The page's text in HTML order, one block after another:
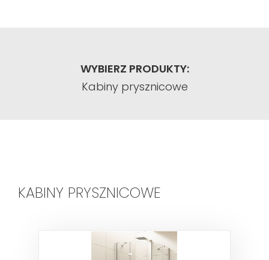
WYBIERZ PRODUKTY:
Kabiny prysznicowe
KABINY PRYSZNICOWE